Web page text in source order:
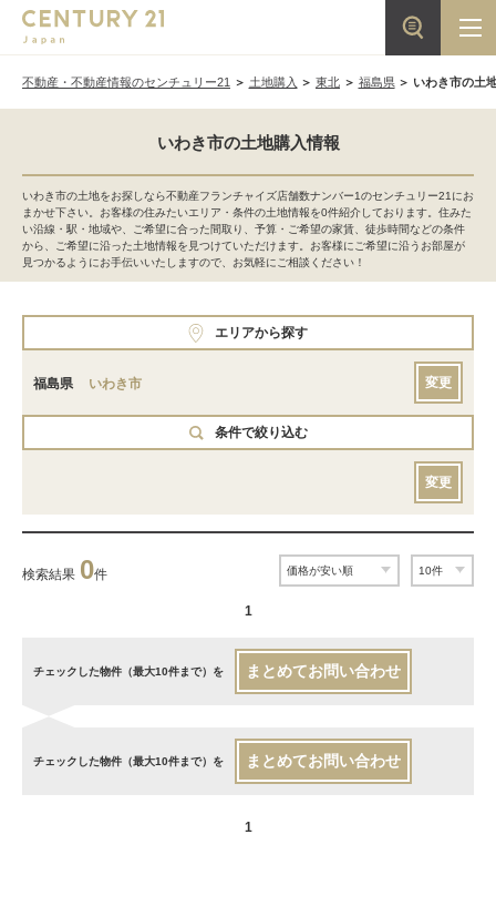
不動産・不動産情報のセンチュリー21 土地購入 東北 福島県 いわき市の土
いわき市の土地購入情報
いわき市の土地をお探しなら不動産フランチャイズ店舗数ナンバー1のセンチュリー21にお
まかせ下さい。お客様の住みたいエリア・条件の土地情報を0件紹介しております。住みた
い沿線・駅・地域や、ご希望に合った間取り、予算・ご希望の家賃、徒歩時間などの条件
から、ご希望に沿った土地情報を見つけていただけます。お客様にご希望に沿うお部屋が
見つかるようにお手伝いいたしますので、お気軽にご相談ください！
エリアから探す
福島県 いわき市 変更
条件で絞り込む
変更
検索結果 0件
1
チェックした物件（最大10件まで）を まとめてお問い合わせ
チェックした物件（最大10件まで）を まとめてお問い合わせ
1